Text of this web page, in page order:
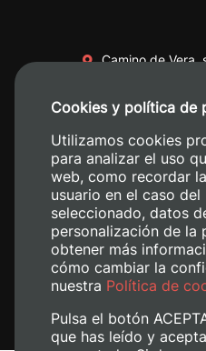
Camino de Vera,
+34
Cookies y política de
Utilizamos cookies
para analizar el uso
web, como recordar
usuario en el caso del
seleccionado, datos
personalización de la
obtener más
cómo cambiar la
nuestra Política de
Pulsa el botón
que has leído y